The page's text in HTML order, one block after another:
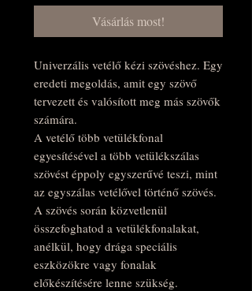
Vásárlás most!
Univerzális vetélő kézi szövéshez. Egy
eredeti megoldás, amit egy szövő
tervezett és valósított meg más szövők
számára.
A vetélő több vetülékfonal
egyesítésével a több vetülékszálas
szövést éppoly egyszerűvé teszi, mint
az egyszálas vetélővel történő szövés.
A szövés során közvetlenül
összefoghatod a vetülékfonalakat,
anélkül, hogy drága speciális
eszközökre vagy fonalak
előkészítésére lenne szükség.